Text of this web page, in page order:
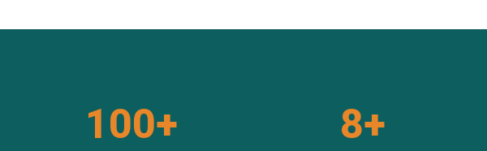
100+ 8+